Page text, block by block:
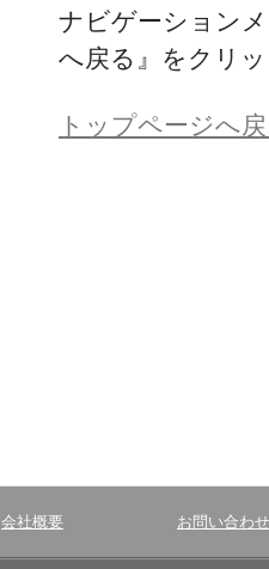
ナビゲーション
へ戻る』をクリ
トップページへ
会社概要 お問い合わせ